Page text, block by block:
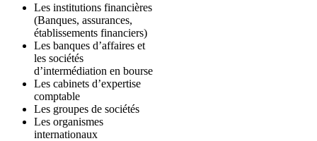
Les institutions financières
(Banques, assurances,
établissements financiers)
Les banques d’affaires et
les sociétés
d’intermédiation en bourse
Les cabinets d’expertise
comptable
Les groupes de sociétés
Les organismes
internationaux